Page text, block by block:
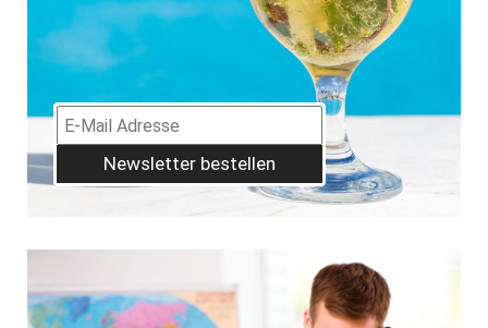
Newsletter bestellen